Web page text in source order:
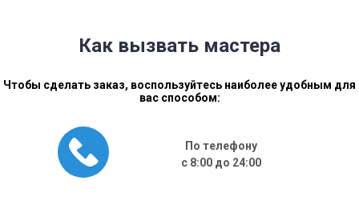
Как вызвать мастера
Чтобы сделать заказ, воспользуйтесь наиболее удобным для
вас способом:
По телефону
с 8:00 до 24:00